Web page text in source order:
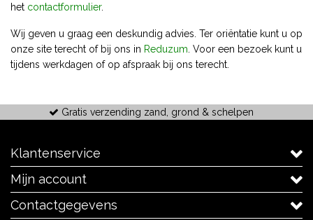
het contactformulier.
Wij geven u graag een deskundig advies. Ter oriëntatie kunt u op
onze site terecht of bij ons in Reduzum . Voor een bezoek kunt u
tijdens werkdagen of op afspraak bij ons terecht.
Gratis verzending zand, grond & schelpen
Klantenservice
Mijn account
Contactgegevens